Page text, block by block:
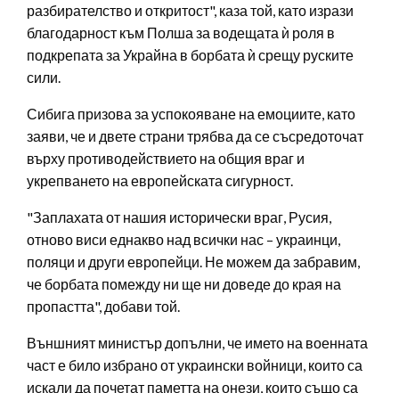
разбирателство и откритост", каза той, като изрази
благодарност към Полша за водещата ѝ роля в
подкрепата за Украйна в борбата ѝ срещу руските
сили.
Сибига призова за успокояване на емоциите, като
заяви, че и двете страни трябва да се съсредоточат
върху противодействието на общия враг и
укрепването на европейската сигурност.
"Заплахата от нашия исторически враг, Русия,
отново виси еднакво над всички нас – украинци,
поляци и други европейци. Не можем да забравим,
че борбата помежду ни ще ни доведе до края на
пропастта", добави той.
Външният министър допълни, че името на военната
част е било избрано от украински войници, които са
искали да почетат паметта на онези, които също са